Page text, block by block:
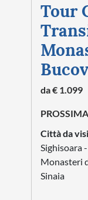
Tour
da € 1.099
Città da
Sighisoara
Monasteri
Sinaia